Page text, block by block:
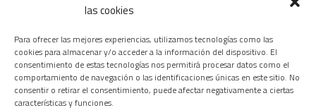
las cookies
Para ofrecer las mejores experiencias, utilizamos tecnologías como las
cookies para almacenar y/o acceder a la información del dispositivo. El
consentimiento de estas tecnologías nos permitirá procesar datos como el
comportamiento de navegación o las identificaciones únicas en este sitio. No
consentir o retirar el consentimiento, puede afectar negativamente a ciertas
características y funciones.